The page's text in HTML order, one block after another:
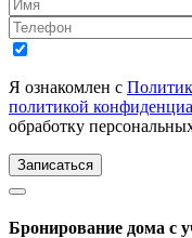
Я ознакомлен с
политикой
обработку
Записаться
Бронирование дома с